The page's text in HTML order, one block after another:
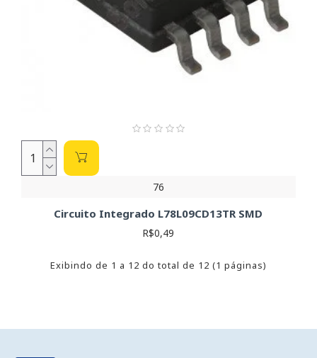
76
Circuito Integrado L78L09CD13TR SMD
R$0,49
Exibindo de 1 a 12 do total de 12 (1 páginas)